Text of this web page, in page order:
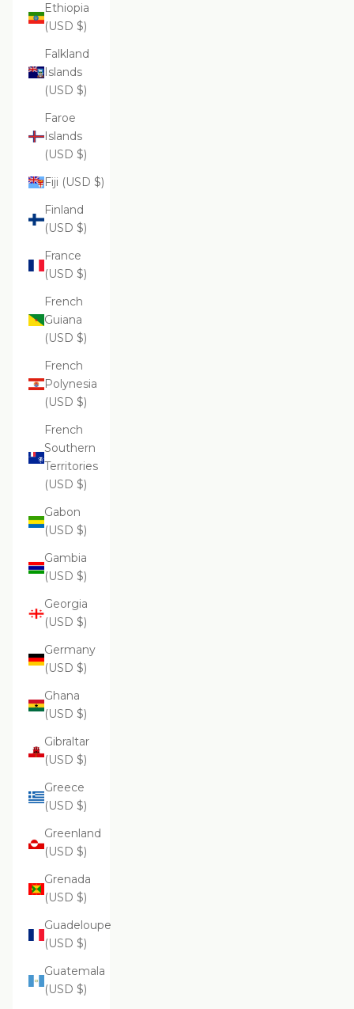
Ethiopia
(USD $)
Falkland
Islands
(USD $)
Faroe
Islands
(USD $)
Fiji (USD $)
Finland
(USD $)
France
(USD $)
French
Guiana
(USD $)
French
Polynesia
(USD $)
French
Southern
Territories
(USD $)
Gabon
(USD $)
Gambia
(USD $)
Georgia
(USD $)
Germany
(USD $)
Ghana
(USD $)
Gibraltar
(USD $)
Greece
(USD $)
Greenland
(USD $)
Grenada
(USD $)
Guadeloupe
(USD $)
Guatemala
(USD $)